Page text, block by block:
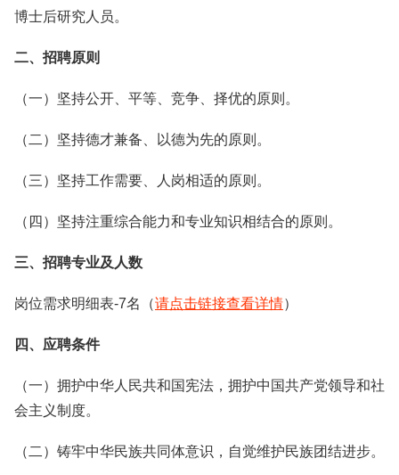
博士后研究人员。
二、招聘原则
（一）坚持公开、平等、竞争、择优的原则。
（二）坚持德才兼备、以德为先的原则。
（三）坚持工作需要、人岗相适的原则。
（四）坚持注重综合能力和专业知识相结合的原则。
三、招聘专业及人数
岗位需求明细表-7名（请点击链接查看详情）
四、应聘条件
（一）拥护中华人民共和国宪法，拥护中国共产党领导和社
会主义制度。
（二）铸牢中华民族共同体意识，自觉维护民族团结进步。